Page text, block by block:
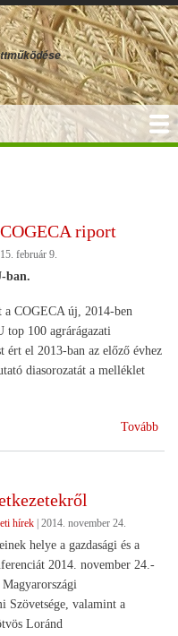
riport
február 9.
ban.
a COGECA új, 2014-ben
top 100 agrárágazati
ért el 2013-ban az előző évhez
diasorozatát a melléklet
Tovább
hírek | 2014. november 24.
helye a gazdasági és a
2014. november 24.-
Szövetsége, valamint a
Loránd